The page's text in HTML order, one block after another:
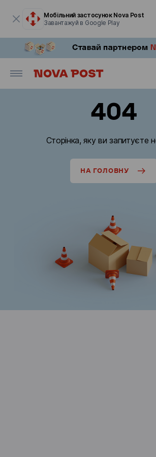
Мобільний застосунок Nova Post
Завантажуй в Google Play
404
Сторінка, яку ви запитуєте
НА ГОЛОВНУ